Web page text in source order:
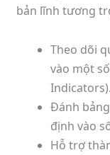
bản lĩnh tương
Theo dõi
vào một
Indicators).
Đánh
định vào
Hỗ trợ